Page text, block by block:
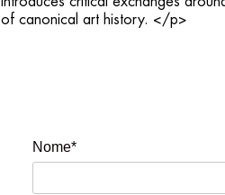
of canonical art history. </p>
Nome*